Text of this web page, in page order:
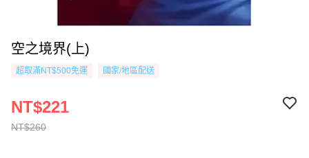
空之境界(上)
超取滿NT$500免運 國家/地區配送
NT$260
NT$221